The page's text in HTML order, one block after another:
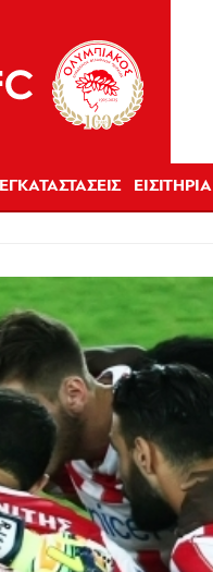
ΕΓΚΑΤΑΣΤΑΣΕΙΣ ΕΙΣΙΤΗΡΙΑ